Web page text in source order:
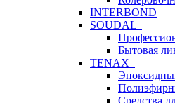
INTERBOND
SOUDAL
Бытовая
TENAX
Средства